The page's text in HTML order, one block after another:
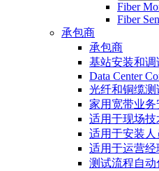
Fiber
Fiber
承包商
承包商
基站安装和调
Data Center
光纤和铜缆测
家用宽带业务
适用于现场
适用于安装
适用于运营
测试流程自动